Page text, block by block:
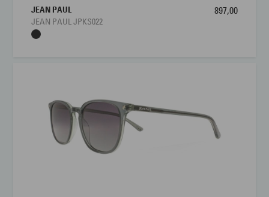
JEAN PAUL
JEAN PAUL JPKS022
897,00